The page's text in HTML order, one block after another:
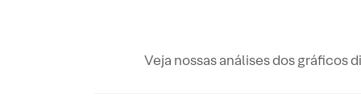
Veja nossas análises dos gráficos